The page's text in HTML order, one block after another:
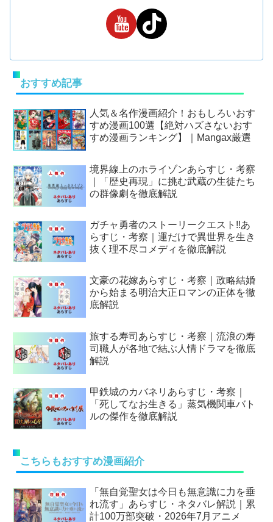
おすすめ記事
人気＆名作漫画紹介！おもしろいおす
すめ漫画100選【絶対ハズさないおす
すめ漫画ランキング】｜Mangax厳選
境界線上のホライゾンあらすじ・考察
｜「歴史再現」に挑む武蔵の生徒たち
の群像劇を徹底解説
ガチャ勇者のストーリークエスト!!あ
らすじ・考察｜運だけで異世界を生き
抜く理不尽コメディを徹底解説
文豪の花嫁あらすじ・考察｜政略結婚
から始まる明治大正ロマンの正体を徹
底解説
旅する寿司あらすじ・考察｜流浪の寿
司職人が各地で結ぶ人情ドラマを徹底
解説
甲鉄城のカバネリあらすじ・考察｜
「死してなお生きる」蒸気機関車バト
ルの傑作を徹底解説
こちらもおすすめ漫画紹介
「無自覚聖女は今日も無意識に力を垂
れ流す」あらすじ・ネタバレ解説｜累
計100万部突破・2026年7月アニメ